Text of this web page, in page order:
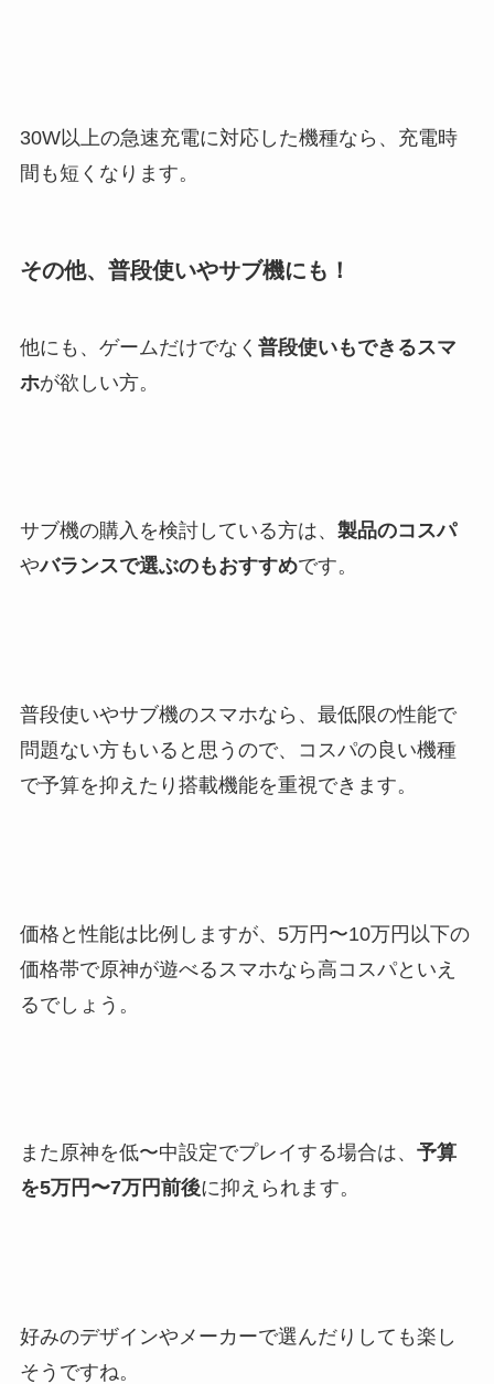
30W以上の急速充電に対応した機種なら、充電時
間も短くなります。
その他、普段使いやサブ機にも！
他にも、ゲームだけでなく 普段使いもできるスマ
ホが欲しい方。
サブ機の購入を検討している方は、 製品のコスパ
やバランスで選ぶのもおすすめです。
普段使いやサブ機のスマホなら、最低限の性能で
問題ない方もいると思うので、コスパの良い機種
で予算を抑えたり搭載機能を重視できます。
価格と性能は比例しますが、5万円〜10万円以下の
価格帯で原神が遊べるスマホなら高コスパといえ
るでしょう。
また原神を低〜中設定でプレイする場合は、 予算
を5万円〜7万円前後に抑えられます。
好みのデザインやメーカーで選んだりしても楽し
そうですね。